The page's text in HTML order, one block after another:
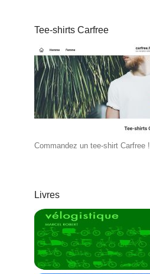
Tee-shirts Carfree
Commandez un tee-shirt Carfree !
Livres